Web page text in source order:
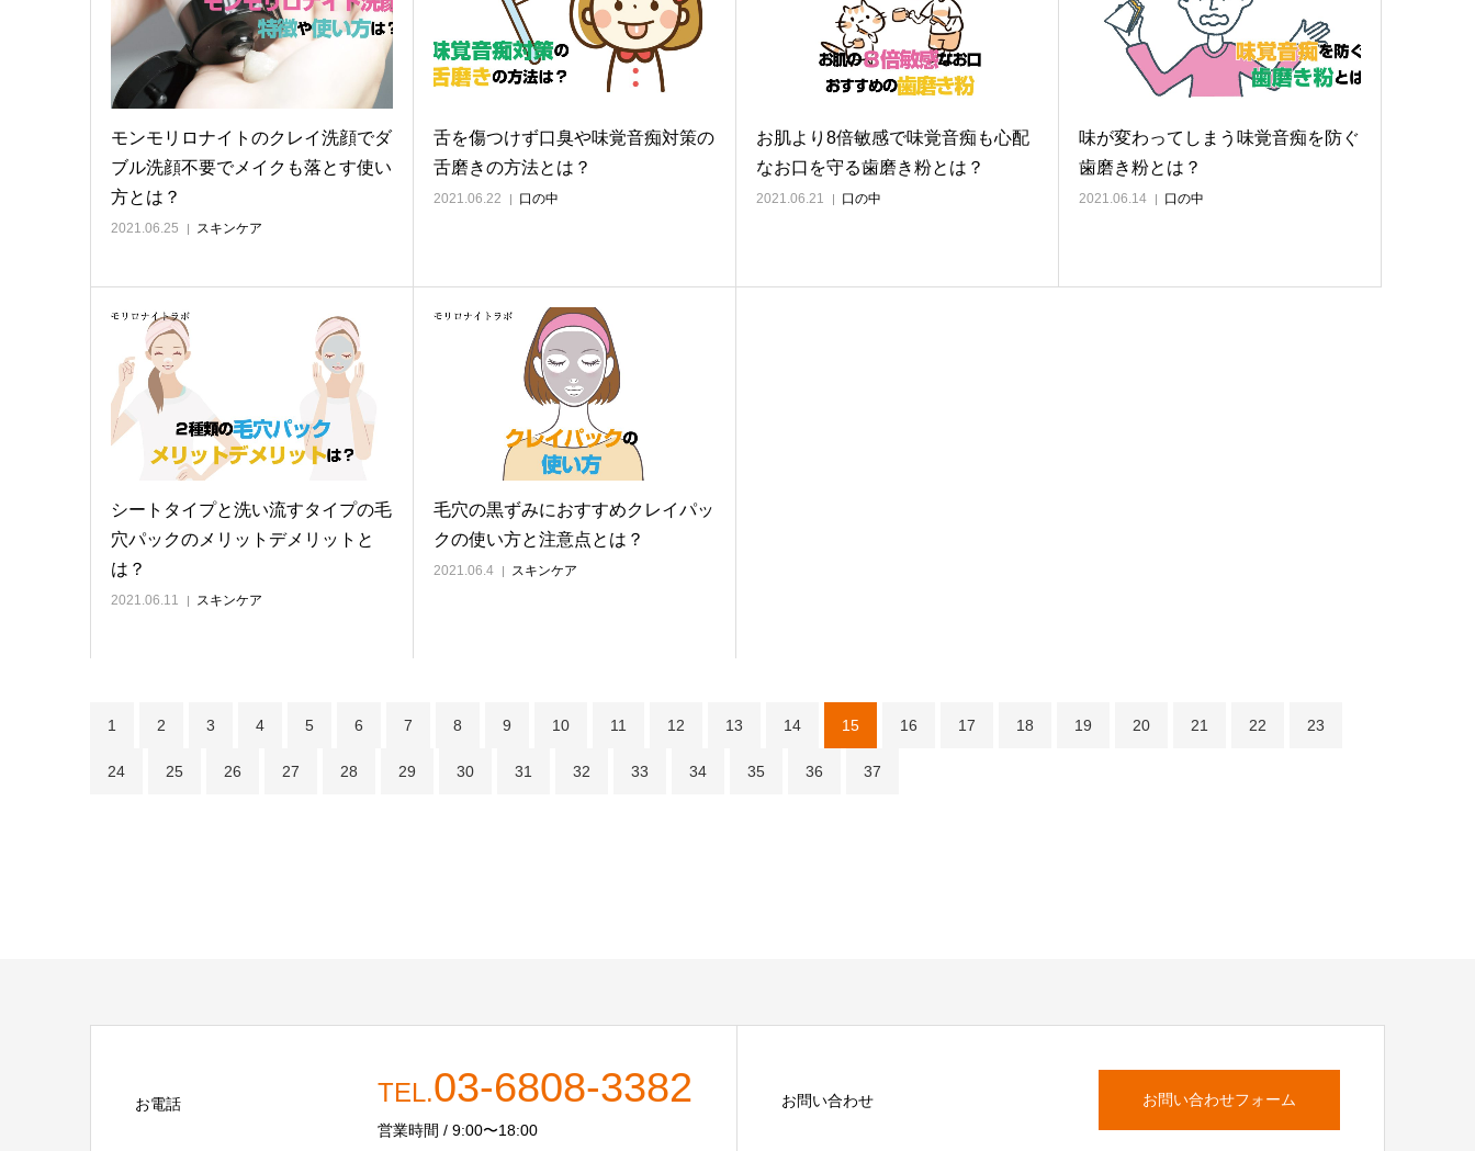
モンモリロナイトのクレイ洗顔でダ
ブル洗顔不要でメイクも落とす使い
方とは？
2021.06.25 スキンケア
舌を傷つけず口臭や味覚音痴対策の
舌磨きの方法とは？
2021.06.22 口の中
お肌より8倍敏感で味覚音痴も心配
なお口を守る歯磨き粉とは？
2021.06.21 口の中
味が変わってしまう味覚音痴を防ぐ
歯磨き粉とは？
2021.06.14 口の中
シートタイプと洗い流すタイプの毛
穴パックのメリットデメリットと
は？
2021.06.11 スキンケア
毛穴の黒ずみにおすすめクレイパッ
クの使い方と注意点とは？
2021.06.4 スキンケア
1 2 3 4 5 6 7 8 9 10 11 12 13 14 15 16 17 18 19 20 21 22 23
24 25 26 27 28 29 30 31 32 33 34 35 36 37
お電話 TEL.03-6808-3382
営業時間 / 9:00〜18:00
お問い合わせ お問い合わせフォーム